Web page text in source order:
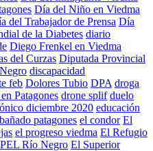
Día del Niño en Viedma
del Trabajador de Prensa Día
de la Diabetes diario
Diego Frenkel en Viedma
del Curzas Diputada Provincial
discapacidad
feb Dolores Tubio DPA droga
Patagones drone splif duelo
diciembre 2020 educación
patagones el condor El
el progreso viedma El Refugio
Río Negro El Superior